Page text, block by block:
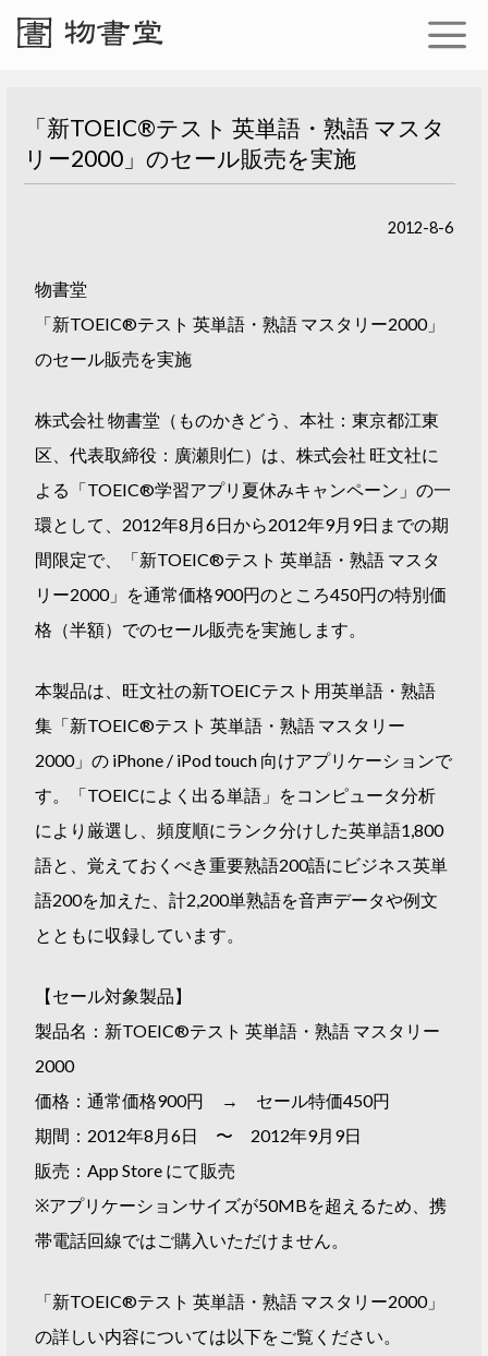
「新TOEIC®テスト 英単語・熟語 マスタ
リー2000」のセール販売を実施
2012-8-6
物書堂
「新TOEIC®テスト 英単語・熟語 マスタリー2000」
のセール販売を実施
株式会社 物書堂（ものかきどう、本社：東京都江東
区、代表取締役：廣瀬則仁）は、株式会社 旺文社に
よる「TOEIC®学習アプリ夏休みキャンペーン」の一
環として、2012年8月6日から2012年9月9日までの期
間限定で、「新TOEIC®テスト 英単語・熟語 マスタ
リー2000」を通常価格900円のところ450円の特別価
格（半額）でのセール販売を実施します。
本製品は、旺文社の新TOEICテスト用英単語・熟語
集「新TOEIC®テスト 英単語・熟語 マスタリー
2000」の iPhone / iPod touch 向けアプリケーションで
す。「TOEICによく出る単語」をコンピュータ分析
により厳選し、頻度順にランク分けした英単語1,800
語と、覚えておくべき重要熟語200語にビジネス英単
語200を加えた、計2,200単熟語を音声データや例文
とともに収録しています。
【セール対象製品】
製品名：新TOEIC®テスト 英単語・熟語 マスタリー
2000
価格：通常価格900円 → セール特価450円
期間：2012年8月6日 〜 2012年9月9日
販売：App Store にて販売
※アプリケーションサイズが50MBを超えるため、携
帯電話回線ではご購入いただけません。
「新TOEIC®テスト 英単語・熟語 マスタリー2000」
の詳しい内容については以下をご覧ください。